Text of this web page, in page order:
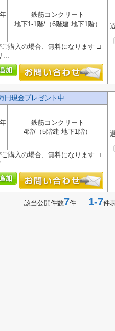
鉄筋コンクリート
地下1-1階/（6階建 地下1階）
購入の場合、無料になります □
...
円現金プレゼント中
鉄筋コンクリート
4階/（5階建 地下1階）
購入の場合、無料になります □
...
該当公開件数7件 1-7件